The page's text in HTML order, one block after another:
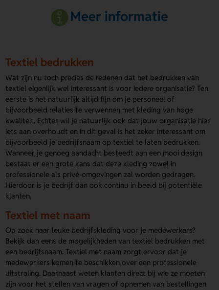
Meer informatie
Textiel bedrukken
Wat zijn nu toch precies de redenen dat het bedrukken van
textiel eigenlijk wel interessant is voor iedere organisatie? Ten
eerste is het natuurlijk altijd fijn om je personeel of
bijvoorbeeld relaties te verwennen met kleding van hoge
kwaliteit. Echter wil je natuurlijk ook dat jouw organisatie hier
iets aan overhoudt en in dit geval is het zeker interessant om
bijvoorbeeld je bedrijfsnaam op textiel te laten bedrukken.
Wanneer je genoeg aandacht besteedt aan een mooi design
bestaat er een grote kans dat deze kleding zowel in
professionele als privé-omgevingen zal worden gedragen.
Hierdoor is je bedrijf dan ook continu in beeld bij potentiële
klanten.
Textiel met naam
Op zoek naar leuke bedrijfskleding voor je medewerkers?
Bekijk dan eens de mogelijkheden van textiel bedrukken met
een bedrijfsnaam. Textiel met naam zorgt ervoor dat je
medewerkers komen te beschikken over een professionele
uitstraling. Daarnaast weten klanten direct bij wie ze moeten
zijn voor het stellen van vragen of opnemen van bestellingen